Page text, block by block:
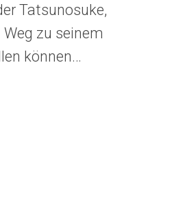
Tatsunosuke,
zu seinem
können…